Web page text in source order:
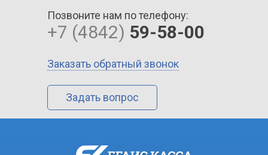
Позвоните нам по телефону:
+7 (4842) 59-58-00
Заказать обратный звонок
Задать вопрос